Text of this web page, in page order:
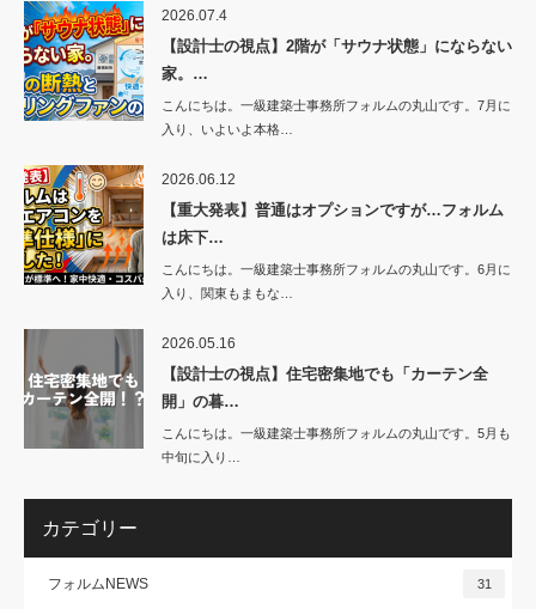
2026.07.4
【設計士の視点】2階が「サウナ状態」にならない
家。…
こんにちは。一級建築士事務所フォルムの丸山です。7月に
入り、いよいよ本格…
2026.06.12
【重大発表】普通はオプションですが…フォルム
は床下…
こんにちは。一級建築士事務所フォルムの丸山です。6月に
入り、関東もまもな…
2026.05.16
【設計士の視点】住宅密集地でも「カーテン全
開」の暮…
こんにちは。一級建築士事務所フォルムの丸山です。5月も
中旬に入り…
カテゴリー
フォルムNEWS 31